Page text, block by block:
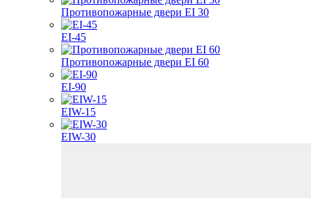
Противопожарные двери EI 30
EI-45
Противопожарные двери EI 60
EI-90
EIW-15
EIW-30